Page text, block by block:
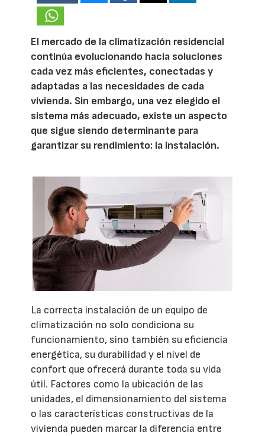
El mercado de la climatización residencial
continúa evolucionando hacia soluciones
cada vez más eficientes, conectadas y
adaptadas a las necesidades de cada
vivienda. Sin embargo, una vez elegido el
sistema más adecuado, existe un aspecto
que sigue siendo determinante para
garantizar su rendimiento: la instalación.
La correcta instalación de un equipo de
climatización no solo condiciona su
funcionamiento, sino también su eficiencia
energética, su durabilidad y el nivel de
confort que ofrecerá durante toda su vida
útil. Factores como la ubicación de las
unidades, el dimensionamiento del sistema
o las características constructivas de la
vivienda pueden marcar la diferencia entre